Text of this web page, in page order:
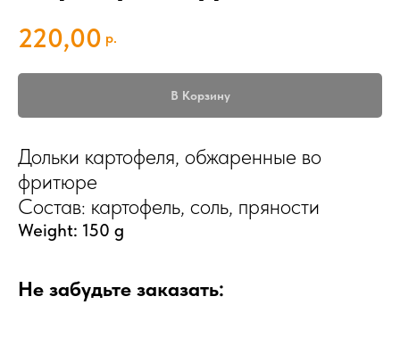
220,00 р.
В Корзину
Дольки картофеля, обжаренные во
фритюре
Состав: картофель, соль, пряности
Weight: 150 g
Не забудьте заказать: